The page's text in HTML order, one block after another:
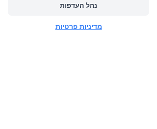
נהל העדפות
מדיניות פרטיות